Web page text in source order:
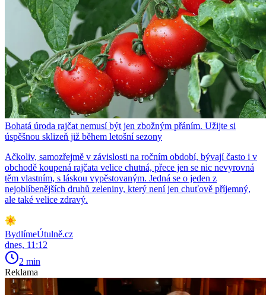
Bohatá úroda rajčat nemusí být jen zbožným přáním. Užijte si
úspěšnou sklizeň již během letošní sezony
Ačkoliv, samozřejmě v závislosti na ročním období, bývají často i v
obchodě koupená rajčata velice chutná, přece jen se nic nevyrovná
těm vlastním, s láskou vypěstovaným. Jedná se o jeden z
nejoblíbenějších druhů zeleniny, který není jen chuťově příjemný,
ale také velice zdravý.
BydlímeÚtulně.cz
dnes, 11:12
2 min
Reklama